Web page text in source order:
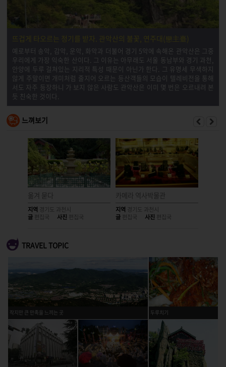
뜨겁게 타오르는 정기를 받자. 관악산의 불꽃, 연주대(戀主臺)
예로부터 송악, 감악, 운악, 화악과 더불어 경기 5악에 속해온 관악산은 그중
우리에게 가장 익숙한 산이다. 그 이유는 아무래도 서울 동남부와 경기 과천,
안양에 두루 걸쳐있는 지리적 특성 때문이 아닌가 한다. 그 유명세 무색하지
않게 주말이면 개미처럼 줄지어 오르는 등산객들의 모습이 텔레비전을 통해
서도 자주 등장하니 가 보지 않은 사람도 관악산은 이미 몇 번은 오르내려 본
듯 친숙한 것이다.
느껴보기
옮겨 묻다
지역 경기도 과천시
글 편집국 사진 편집국
카메라 역사박물관
지역 경기도 과천시
글 편집국 사진 편집국
TRAVEL TOPIC
두루치기
작지만 큰 만족을 느끼는 곳